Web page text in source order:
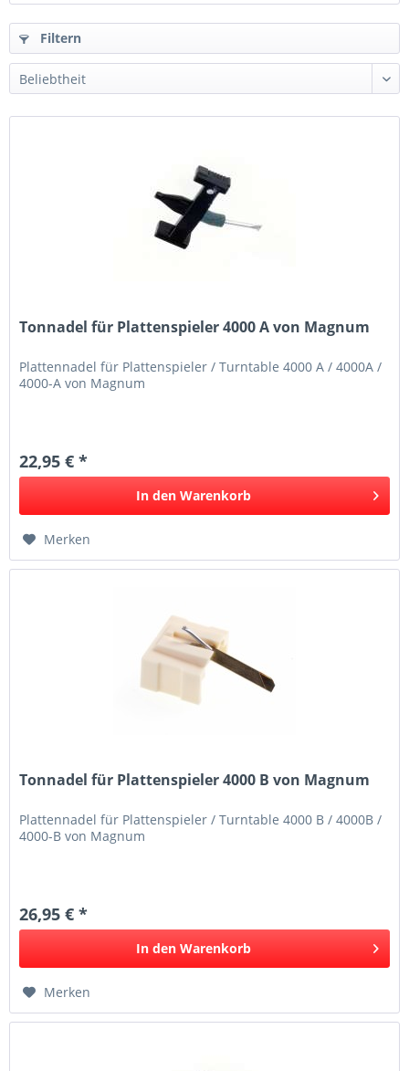
Filtern
Tonnadel für Plattenspieler 4000 A von Magnum
Plattennadel für Plattenspieler / Turntable 4000 A / 4000A /
4000-A von Magnum
22,95 € *
In den Warenkorb
Merken
Tonnadel für Plattenspieler 4000 B von Magnum
Plattennadel für Plattenspieler / Turntable 4000 B / 4000B /
4000-B von Magnum
26,95 € *
In den Warenkorb
Merken